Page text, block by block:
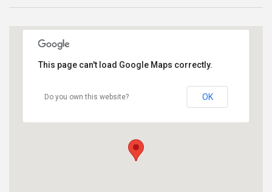
This page can't load Google Maps correctly.
Do you own this website? OK